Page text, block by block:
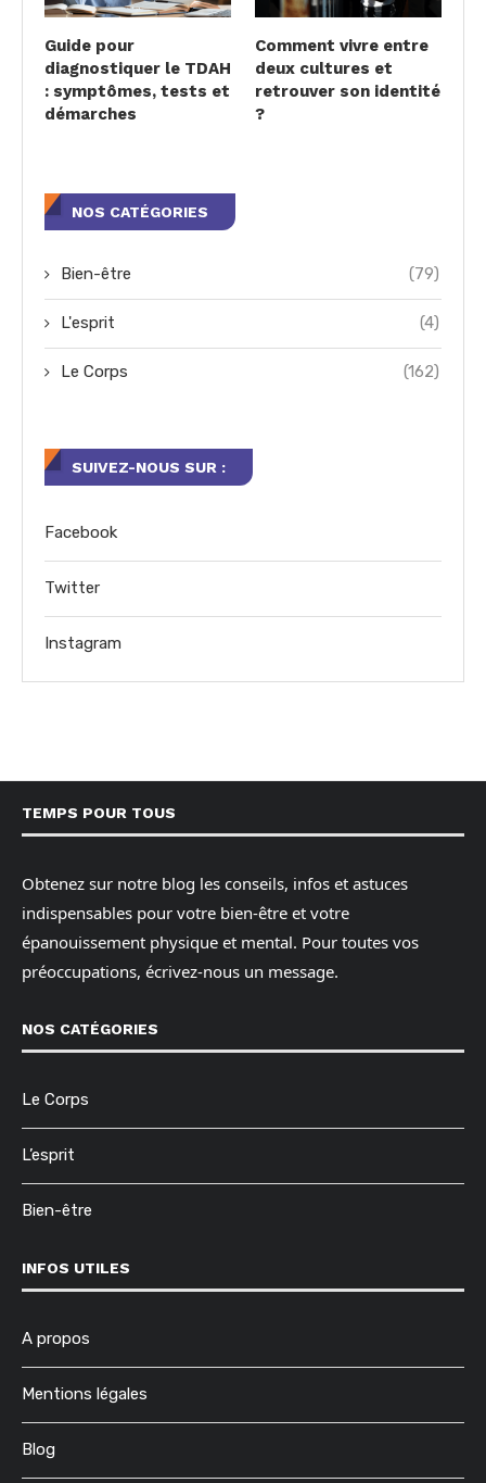
Guide pour
diagnostiquer le TDAH
: symptômes, tests et
démarches
Comment vivre entre
deux cultures et
retrouver son identité
?
NOS CATÉGORIES
Bien-être (79)
L'esprit (4)
Le Corps (162)
SUIVEZ-NOUS SUR :
Facebook
Twitter
Instagram
TEMPS POUR TOUS
Obtenez sur notre blog les conseils, infos et astuces
indispensables pour votre bien-être et votre
épanouissement physique et mental. Pour toutes vos
préoccupations, écrivez-nous un message.
NOS CATÉGORIES
Le Corps
L’esprit
Bien-être
INFOS UTILES
A propos
Mentions légales
Blog